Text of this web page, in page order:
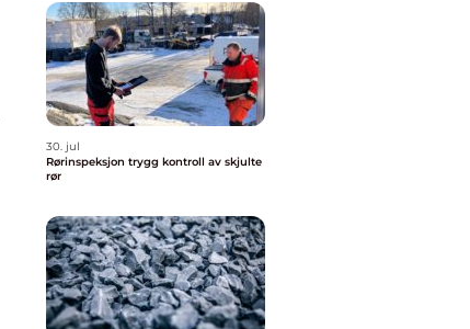
30. jul
Rørinspeksjon trygg kontroll av skjulte
rør